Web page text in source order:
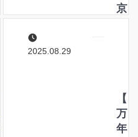
t
す
！
京
シ
ョ
ナ
2025.08.29
【
万
年